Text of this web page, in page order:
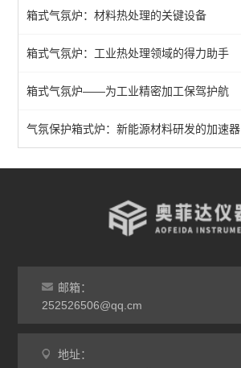
1200℃气氛炉
1400℃气氛炉
1700℃气氛炉
真空气氛炉
查看全部 >>
箱式气氛炉：材料热处理的关键设备
箱式气氛炉：工业热处理领域的得力助手
箱式气氛炉——为工业精密加工保驾护航
气氛保护箱式炉：新能源材料研发的加速器
邮箱：
252526506@qq.cm
地址：